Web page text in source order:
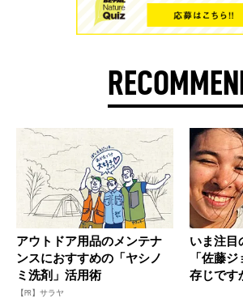
アウトドア用品のメンテナ
ンスにおすすめの「ヤシノ
ミ洗剤」活用術
【PR】サラヤ
いま注目
「佐藤
存じです